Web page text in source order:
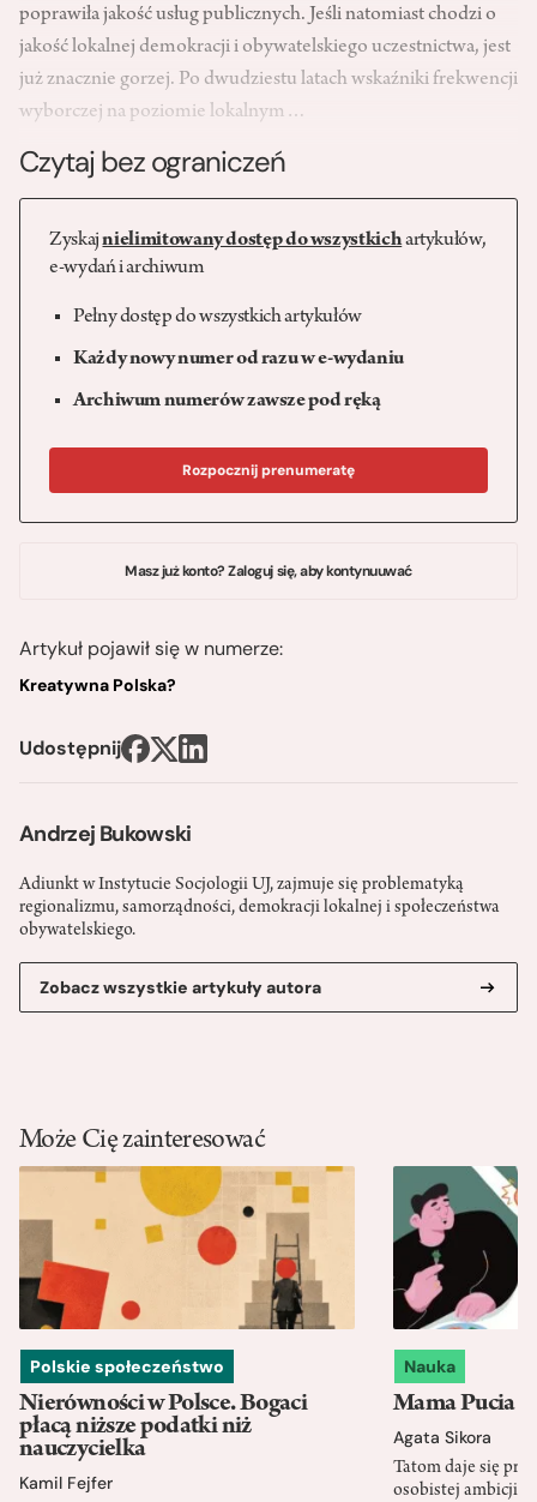
Andrzej Bukowski
Adiunkt w Instytucie Socjologii UJ, zajmuje się problematyką
regionalizmu, samorządności, demokracji lokalnej i społeczeństwa
obywatelskiego.
Zobacz wszystkie artykuły autora
poprawiła jakość usług publicznych. Jeśli natomiast chodzi o
jakość lokalnej demokracji i obywatelskiego uczestnictwa, jest
już znacznie gorzej. Po dwudziestu latach wskaźniki frekwencji
wyborczej na poziomie lokalnym…
Czytaj bez ograniczeń
Zyskajnielimitowany dostęp do wszystkichartykułów,
e-wydań i archiwum
Pełny dostęp do wszystkich artykułów
Każdy nowy numer od razu w e-wydaniu
Archiwum numerów zawsze pod ręką
Rozpocznij prenumeratę
Masz już konto? Zaloguj się, aby kontynuuwać
Artykuł pojawił się w numerze:
Kreatywna Polska?
Udostępnij
Może Cię zainteresować
Polskie społeczeństwo
Nierówności w Polsce. Bogaci
płacą niższe podatki niż
nauczycielka
Kamil Fejfer
Nauka
Mama Pucia
Agata Sikora
Tatom daje się
osobistej ambicji,